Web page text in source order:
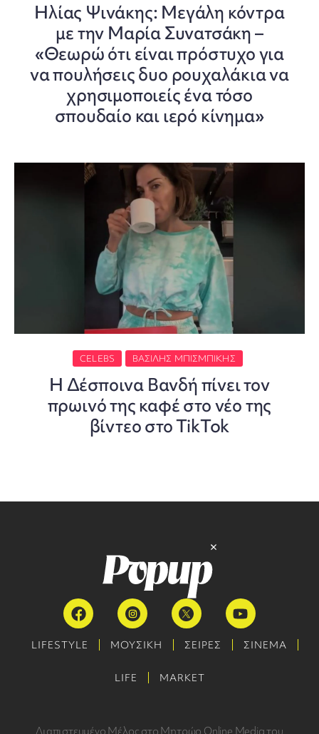
Ηλίας Ψινάκης: Μεγάλη κόντρα
με την Μαρία Συνατσάκη –
«Θεωρώ ότι είναι πρόστυχο για
να πουλήσεις δυο ρουχαλάκια να
χρησιμοποιείς ένα τόσο
σπουδαίο και ιερό κίνημα»
CELEBS ΒΑΣΊΛΗΣ ΜΠΙΣΜΠΊΚΗΣ
Η Δέσποινα Βανδή πίνει τον
πρωινό της καφέ στο νέο της
βίντεο στο TikTok
LIFESTYLE ΜΟΥΣΙΚΗ ΣΕΙΡΕΣ ΣΙΝΕΜΑ
LIFE MARKET